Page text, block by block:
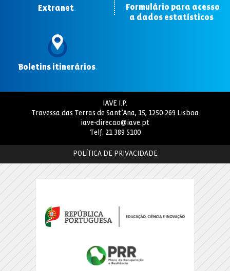
Extranet.
Formulário para acesso
a dados estatísticos
Boletins itinerários.
IAVE I.P.
Travessa das Terras de Sant’Ana, 15, 1250-269 Lisboa
iave-direcao@iave.pt
Telf. 21 389 5100
POLÍTICA DE PRIVACIDADE